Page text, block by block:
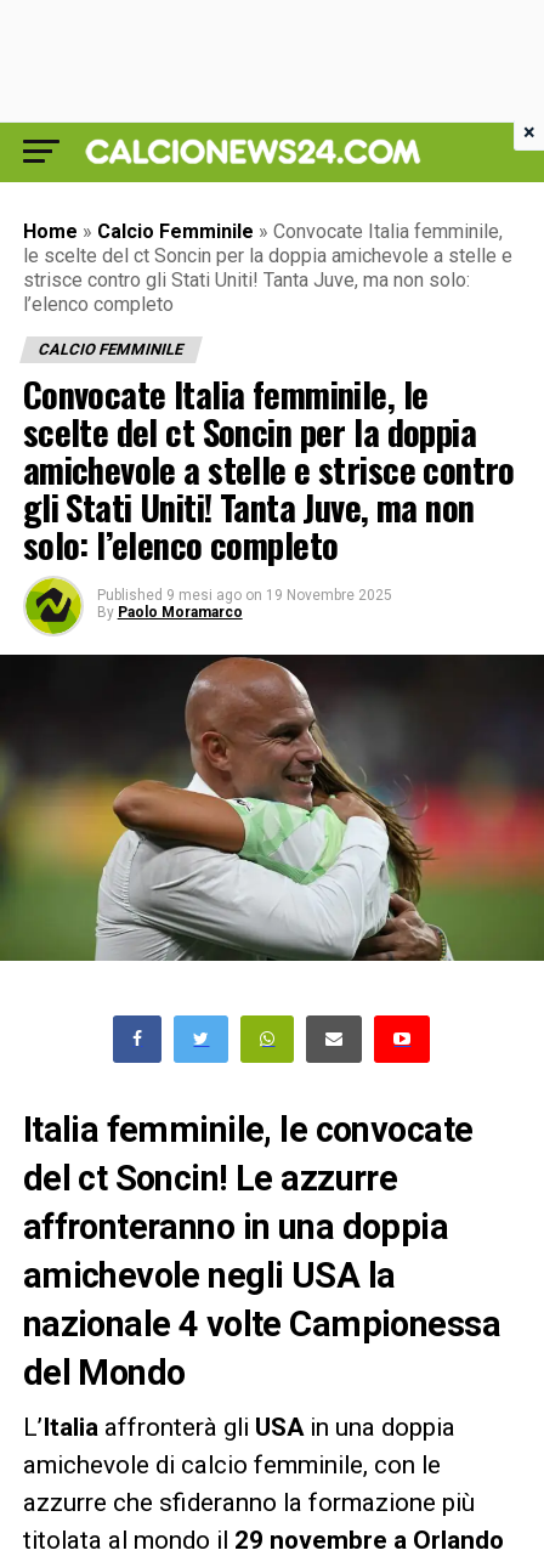
Home » Calcio Femminile » Convocate Italia femminile,
le scelte del ct Soncin per la doppia amichevole a stelle e
strisce contro gli Stati Uniti! Tanta Juve, ma non solo:
l’elenco completo
CALCIO FEMMINILE
Convocate Italia femminile, le
scelte del ct Soncin per la doppia
amichevole a stelle e strisce contro
gli Stati Uniti! Tanta Juve, ma non
solo: l’elenco completo
Published 9 mesi ago on 19 Novembre 2025
By Paolo Moramarco
Italia femminile, le convocate
del ct Soncin! Le azzurre
affronteranno in una doppia
amichevole negli USA la
nazionale 4 volte Campionessa
del Mondo
L’Italia affronterà gli USAin una doppia
amichevole di calcio femminile, con le
azzurre che sfideranno la formazione più
titolata al mondo il 29 novembre a Orlando
×